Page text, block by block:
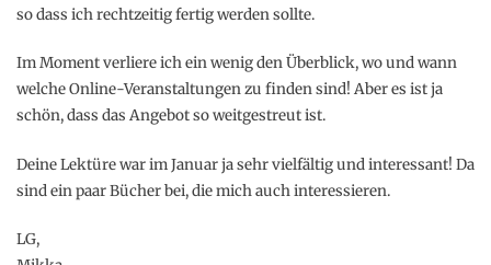
so dass ich rechtzeitig fertig werden sollte.
Im Moment verliere ich ein wenig den Überblick, wo und wann
welche Online-Veranstaltungen zu finden sind! Aber es ist ja
schön, dass das Angebot so weitgestreut ist.
Deine Lektüre war im Januar ja sehr vielfältig und interessant! Da
sind ein paar Bücher bei, die mich auch interessieren.
LG,